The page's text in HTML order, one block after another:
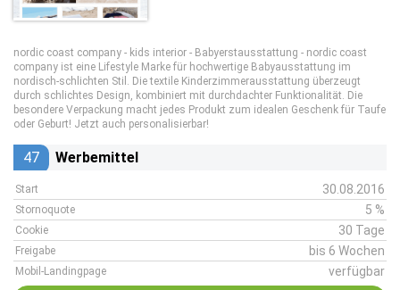
nordic coast company - kids interior - Babyerstausstattung - nordic coast
company ist eine Lifestyle Marke für hochwertige Babyausstattung im
nordisch-schlichten Stil. Die textile Kinderzimmerausstattung überzeugt
durch schlichtes Design, kombiniert mit durchdachter Funktionalität. Die
besondere Verpackung macht jedes Produkt zum idealen Geschenk für Taufe
oder Geburt! Jetzt auch personalisierbar!
47 Werbemittel
Start 30.08.2016
Stornoquote 5 %
Cookie 30 Tage
Freigabe bis 6 Wochen
Mobil-Landingpage verfügbar